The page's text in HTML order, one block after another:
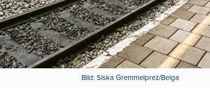
Bild: Siska Gremmelprez/Belga